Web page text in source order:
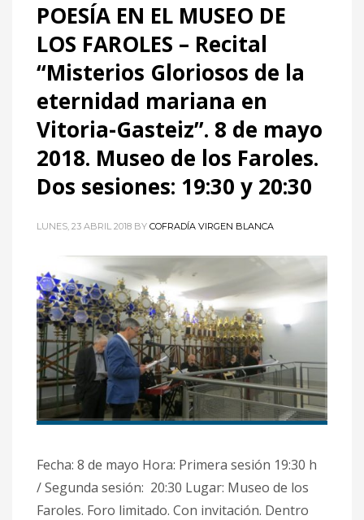
POESÍA EN EL MUSEO DE
LOS FAROLES – Recital
“Misterios Gloriosos de la
eternidad mariana en
Vitoria-Gasteiz”. 8 de mayo
2018. Museo de los Faroles.
Dos sesiones: 19:30 y 20:30
LUNES, 23 ABRIL 2018 BY COFRADÍA VIRGEN BLANCA
Fecha: 8 de mayo Hora: Primera sesión 19:30 h
/ Segunda sesión: 20:30 Lugar: Museo de los
Faroles. Foro limitado. Con invitación. Dentro